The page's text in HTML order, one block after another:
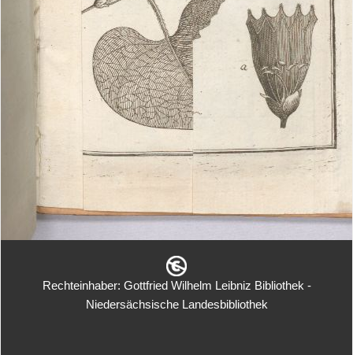
Rechteinhaber: Gottfried Wilhelm Leibniz Bibliothek -
Niedersächsische Landesbibliothek